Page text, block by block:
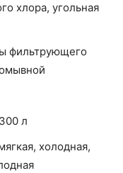
хлора, угольная
фильтрующего
л
холодная,